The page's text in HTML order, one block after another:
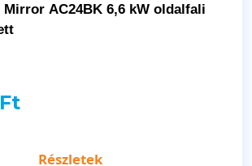
Mirror AC24BK 6,6 kW oldalfali
Részletek